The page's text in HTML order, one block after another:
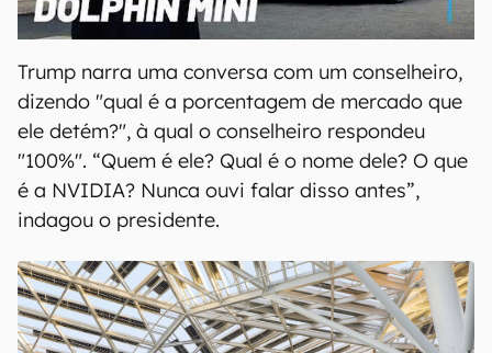
00:00/04:07
Trump narra uma conversa com um conselheiro,
dizendo "qual é a porcentagem de mercado que
ele detém?", à qual o conselheiro respondeu
"100%". “Quem é ele? Qual é o nome dele? O que
é a NVIDIA? Nunca ouvi falar disso antes”,
indagou o presidente.